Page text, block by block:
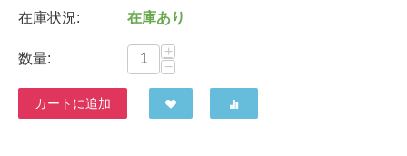
在庫状況:
在庫あり
数量:
+
−
カートに追加